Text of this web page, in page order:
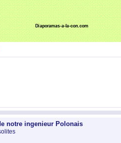
notre ingenieur Polonais